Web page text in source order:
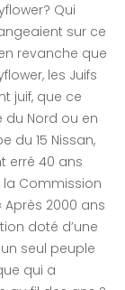
Qui
sur ce
revanche que
les Juifs
juif, que ce
du Nord ou en
du 15 Nissan,
erré 40 ans
Commission
2000 ans
doté d’une
seul peuple
qui a